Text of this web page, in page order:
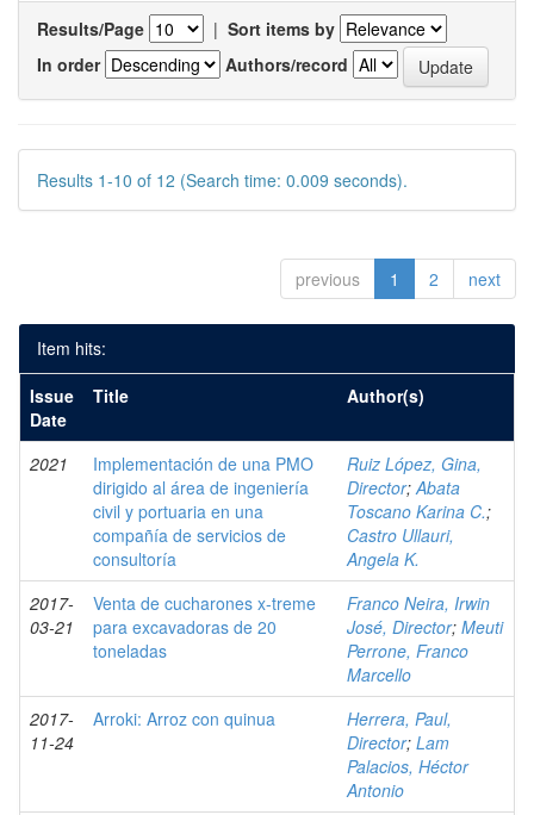
Results/Page | Sort items by
In order
Authors/record
Results 1-10 of 12 (Search time: 0.009 seconds).
previous 1 2 next
Item hits:
Issue
Date
Title Author(s)
2021
Implementación de una PMO
dirigido al área de ingeniería
civil y portuaria en una
compañía de servicios de
consultoría
Ruiz López, Gina,
Director;Abata
Toscano Karina C.;
Castro Ullauri,
Angela K.
2017-
03-21
Venta de cucharones x-treme
para excavadoras de 20
toneladas
Franco Neira, Irwin
José, Director; Meuti
Perrone, Franco
Marcello
2017-
11-24
Arroki: Arroz con quinua
Herrera, Paul,
Director; Lam
Palacios, Héctor
Antonio